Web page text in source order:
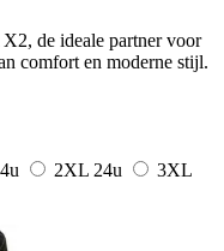
de ideale partner voor
comfort en moderne stijl.
2XL 24u
3XL